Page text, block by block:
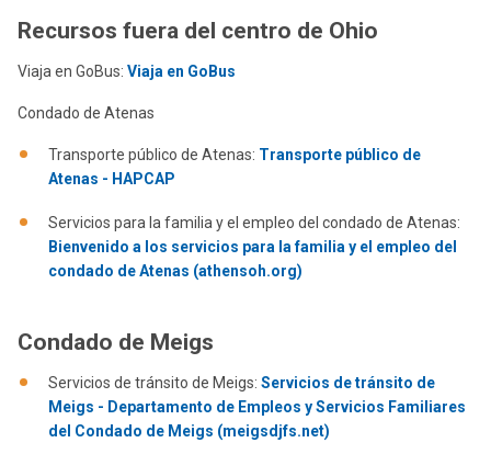
Recursos fuera del centro de Ohio
Viaja en GoBus: Viaja en GoBus
Condado de Atenas
Transporte público de Atenas: Transporte público de
Atenas - HAPCAP
Servicios para la familia y el empleo del condado de Atenas:
Bienvenido a los servicios para la familia y el empleo del
condado de Atenas (athensoh.org)
Condado de Meigs
Servicios de tránsito de Meigs: Servicios de tránsito de
Meigs - Departamento de Empleos y Servicios Familiares
del Condado de Meigs (meigsdjfs.net)